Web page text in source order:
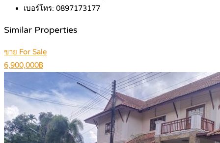
เบอร์โทร: 0897173177
Similar Properties
ขาย For Sale
6,900,000฿